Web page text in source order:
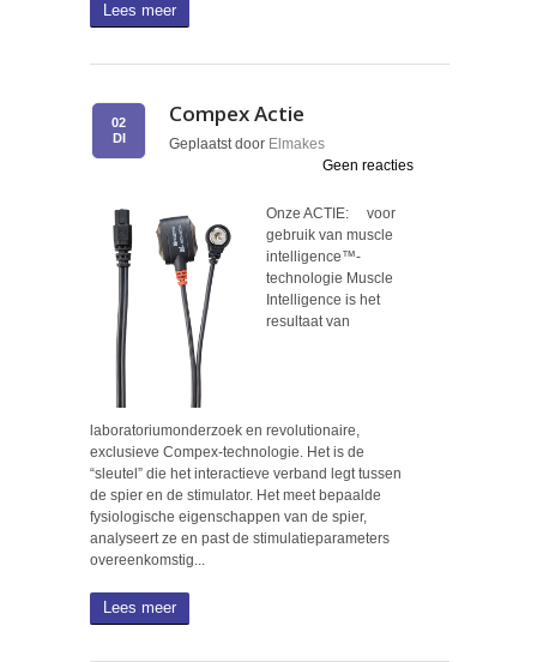
Lees meer
02
DI
Compex Actie
Geplaatst door Elmakes
Geen reacties
Onze ACTIE: voor
gebruik van muscle
intelligence™-
technologie Muscle
Intelligence is het
resultaat van
laboratoriumonderzoek en revolutionaire,
exclusieve Compex-technologie. Het is de
“sleutel” die het interactieve verband legt tussen
de spier en de stimulator. Het meet bepaalde
fysiologische eigenschappen van de spier,
analyseert ze en past de stimulatieparameters
overeenkomstig...
Lees meer